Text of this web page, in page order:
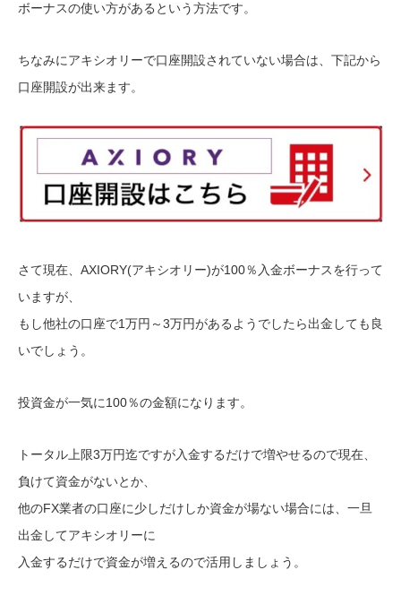
ボーナスの使い方があるという方法です。
ちなみにアキシオリーで口座開設されていない場合は、下記から
口座開設が出来ます。
さて現在、AXIORY(アキシオリー)が100％入金ボーナスを行って
いますが、
もし他社の口座で1万円～3万円があるようでしたら出金しても良
いでしょう。
投資金が一気に100％の金額になります。
トータル上限3万円迄ですが入金するだけで増やせるので現在、
負けて資金がないとか、
他のFX業者の口座に少しだけしか資金が場ない場合には、一旦
出金してアキシオリーに
入金するだけで資金が増えるので活用しましょう。